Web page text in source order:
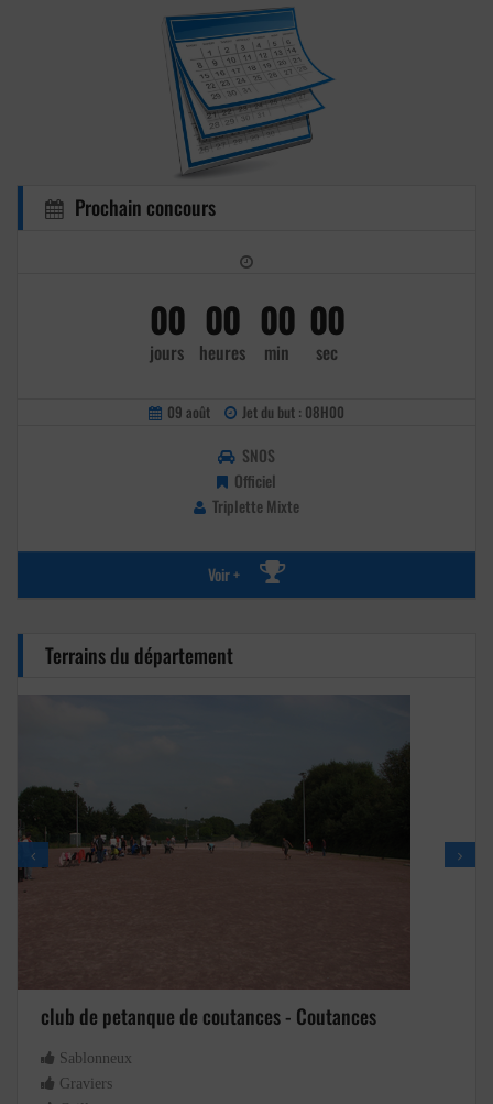
Prochain concours
00
jours
00
heures
00
min
00
sec
09 août Jet du but : 08H00
SNOS
Officiel
Triplette Mixte
Voir +
Terrains du département
club de petanque de coutances - Coutances
Sablonneux
Graviers